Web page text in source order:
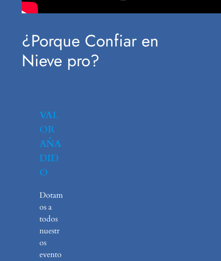
¿Porque Confiar en
Nieve pro?
VAL
OR
AÑA
DID
O
Dotam
os a
todos
nuestr
os
evento